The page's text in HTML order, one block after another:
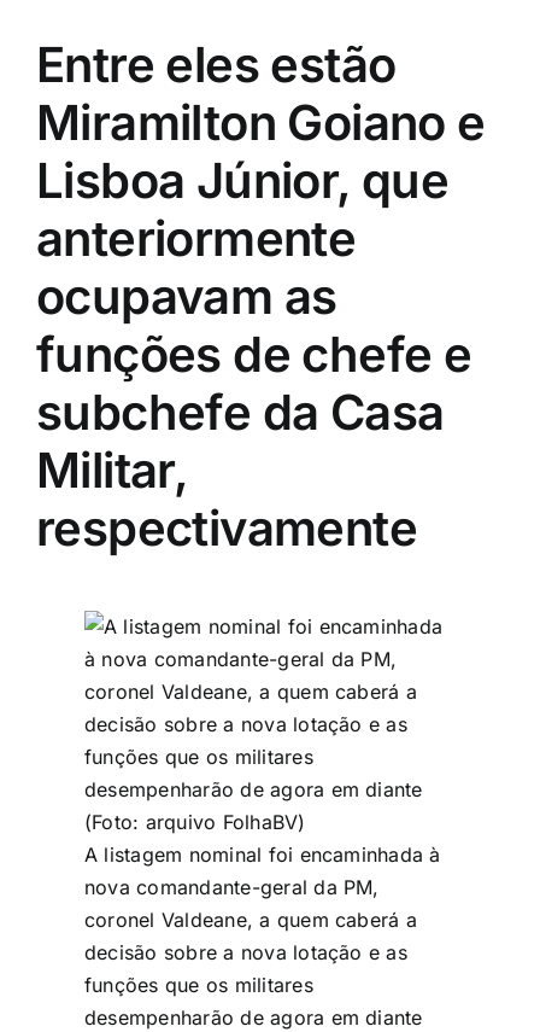
Entre eles estão
Miramilton Goiano e
Lisboa Júnior, que
anteriormente
ocupavam as
funções de chefe e
subchefe da Casa
Militar,
respectivamente
A listagem nominal foi encaminhada à
nova comandante-geral da PM,
coronel Valdeane, a quem caberá a
decisão sobre a nova lotação e as
funções que os militares
desempenharão de agora em diante